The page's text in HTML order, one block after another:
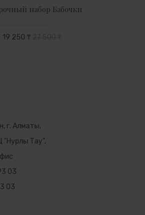
набор Бабочки
19 250 ₸
г. Алматы,
"Нурлы Тау",
03
03